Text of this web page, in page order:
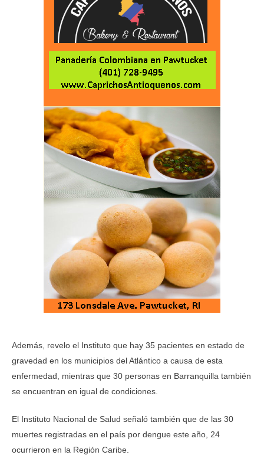
Además, revelo el Instituto que hay 35 pacientes en estado de
gravedad en los municipios del Atlántico a causa de esta
enfermedad, mientras que 30 personas en Barranquilla también
se encuentran en igual de condiciones.
El Instituto Nacional de Salud señaló también que de las 30
muertes registradas en el país por dengue este año, 24
ocurrieron en la Región Caribe.